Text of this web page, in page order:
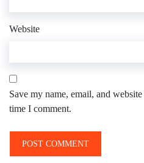
Website
Save my name, email, and
time I comment.